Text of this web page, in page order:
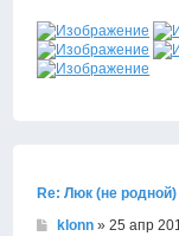
Re: Люк (не родной)
klonn » 25 апр